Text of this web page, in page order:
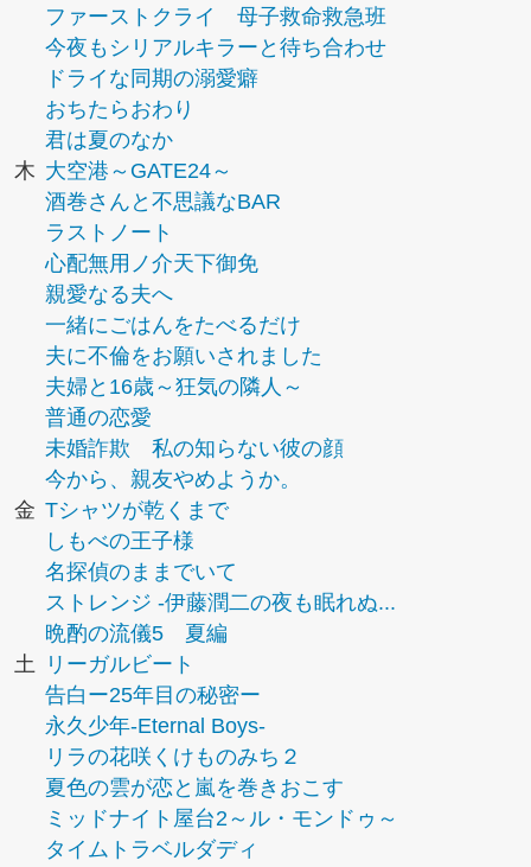
ファーストクライ 母子救命救急班
今夜もシリアルキラーと待ち合わせ
ドライな同期の溺愛癖
おちたらおわり
君は夏のなか
木 大空港～GATE24～
酒巻さんと不思議なBAR
ラストノート
心配無用ノ介天下御免
親愛なる夫へ
一緒にごはんをたべるだけ
夫に不倫をお願いされました
夫婦と16歳～狂気の隣人～
普通の恋愛
未婚詐欺 私の知らない彼の顔
今から、親友やめようか。
金 Tシャツが乾くまで
しもべの王子様
名探偵のままでいて
ストレンジ -伊藤潤二の夜も眠れぬ...
晩酌の流儀5 夏編
土
リーガルビート
告白ー25年目の秘密ー
永久少年-Eternal Boys-
リラの花咲くけものみち２
夏色の雲が恋と嵐を巻きおこす
ミッドナイト屋台2～ル・モンドゥ～
タイムトラベルダディ